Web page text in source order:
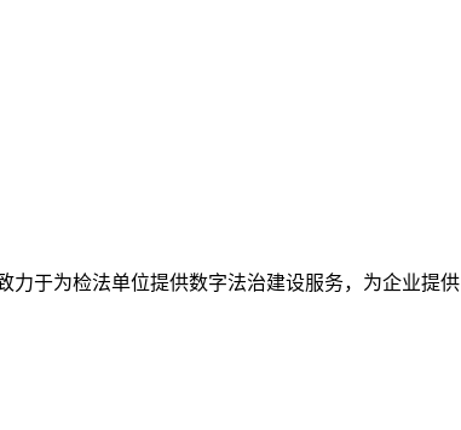
力于为检法单位提供数字法治建设服务，为企业提供